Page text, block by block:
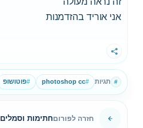
אני אוריד בהזדמנות
שתף
# תגיות #
photoshop cc
#פוטושופ
חזרה לפורוםחתימות וסמלים